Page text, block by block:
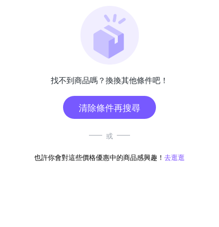
找不到商品嗎？換換其他條件吧！
清除條件再搜尋
或
也許你會對這些價格優惠中的商品感興趣！ 去逛逛